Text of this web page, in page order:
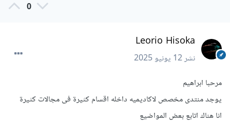
0
Leorio Hisoka
نشر12 يونيو 2025
مرحبا ابراهيم
يوجد منتدى مخصص لاكاديميه داخله اقسام كثيرة فى مجالات كثيرة
انا هناك اتابع بعض المواضيع